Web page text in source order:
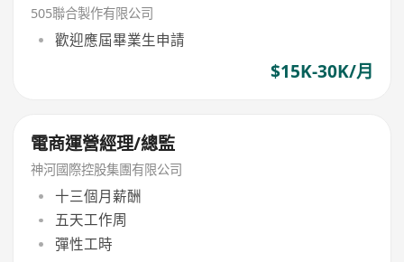
505聯合製作有限公司
歡迎應屆畢業生申請
$15K-30K/月
電商運營經理/總監
神河國際控股集團有限公司
十三個月薪酬
五天工作周
彈性工時